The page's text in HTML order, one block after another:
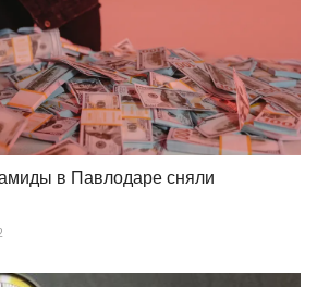
в Павлодаре сняли